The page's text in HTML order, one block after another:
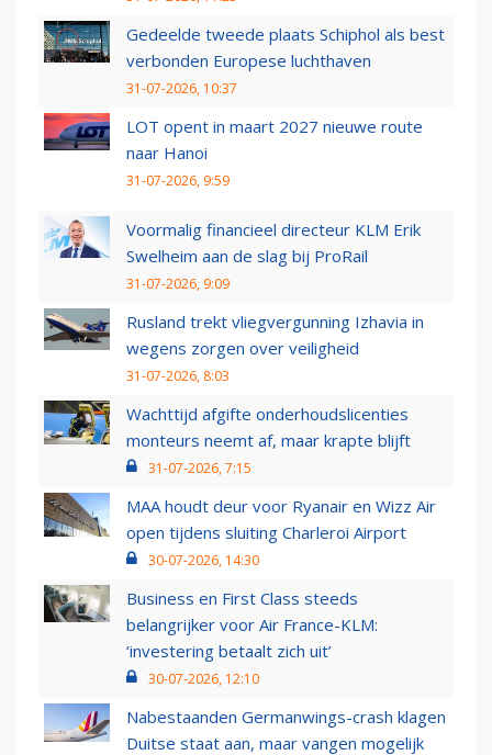
Gedeelde tweede plaats Schiphol als best
verbonden Europese luchthaven
31-07-2026, 10:37
LOT opent in maart 2027 nieuwe route
naar Hanoi
31-07-2026, 9:59
Voormalig financieel directeur KLM Erik
Swelheim aan de slag bij ProRail
31-07-2026, 9:09
Rusland trekt vliegvergunning Izhavia in
wegens zorgen over veiligheid
31-07-2026, 8:03
Wachttijd afgifte onderhoudslicenties
monteurs neemt af, maar krapte blijft
31-07-2026, 7:15
MAA houdt deur voor Ryanair en Wizz Air
open tijdens sluiting Charleroi Airport
30-07-2026, 14:30
Business en First Class steeds
belangrijker voor Air France-KLM:
‘investering betaalt zich uit’
30-07-2026, 12:10
Nabestaanden Germanwings-crash klagen
Duitse staat aan, maar vangen mogelijk